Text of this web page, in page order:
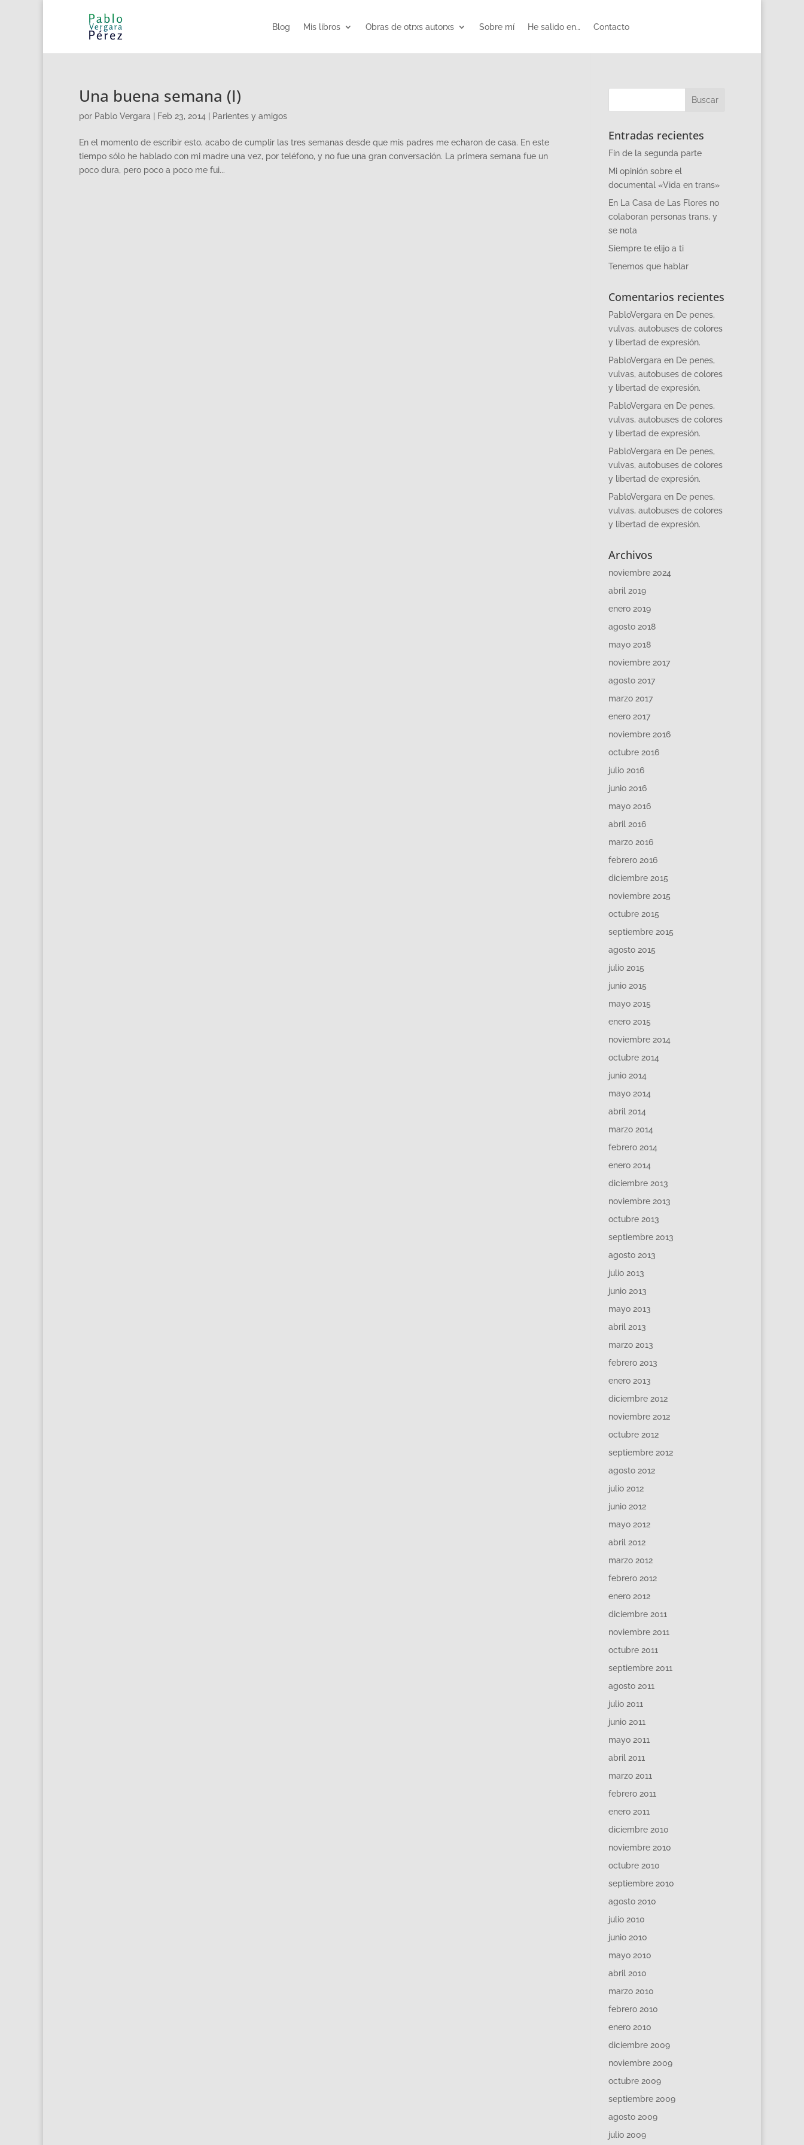
Blog Mis libros Obras de otrxs autorxs Sobre mí He salido en… Contacto
Una buena semana (I)
por Pablo Vergara Feb 23, 2014 Parientes y amigos
En el momento de escribir esto, acabo de cumplir las tres semanas desde que mis padres me echaron de casa. En este
tiempo sólo he hablado con mi madre una vez, por teléfono, y no fue una gran conversación. La primera semana fue un
poco dura, pero poco a poco me fui...
Entradas recientes
Fin de la segunda parte
Mi opinión sobre el
documental «Vida en trans»
En La Casa de Las Flores no
colaboran personas trans, y
se nota
Siempre te elijo a ti
Tenemos que hablar
Comentarios recientes
PabloVergara en De penes,
vulvas, autobuses de colores
y libertad de expresión.
PabloVergara en De penes,
vulvas, autobuses de colores
y libertad de expresión.
PabloVergara en De penes,
vulvas, autobuses de colores
y libertad de expresión.
PabloVergara en De penes,
vulvas, autobuses de colores
y libertad de expresión.
PabloVergara en De penes,
vulvas, autobuses de colores
y libertad de expresión.
Archivos
noviembre 2024
abril 2019
enero 2019
agosto 2018
mayo 2018
noviembre 2017
agosto 2017
marzo 2017
enero 2017
noviembre 2016
octubre 2016
julio 2016
junio 2016
mayo 2016
abril 2016
marzo 2016
febrero 2016
diciembre 2015
noviembre 2015
octubre 2015
septiembre 2015
agosto 2015
julio 2015
junio 2015
mayo 2015
enero 2015
noviembre 2014
octubre 2014
junio 2014
mayo 2014
abril 2014
marzo 2014
febrero 2014
enero 2014
diciembre 2013
noviembre 2013
octubre 2013
septiembre 2013
agosto 2013
julio 2013
junio 2013
mayo 2013
abril 2013
marzo 2013
febrero 2013
enero 2013
diciembre 2012
noviembre 2012
octubre 2012
septiembre 2012
agosto 2012
julio 2012
junio 2012
mayo 2012
abril 2012
marzo 2012
febrero 2012
enero 2012
diciembre 2011
noviembre 2011
octubre 2011
septiembre 2011
agosto 2011
julio 2011
junio 2011
mayo 2011
abril 2011
marzo 2011
febrero 2011
enero 2011
diciembre 2010
noviembre 2010
octubre 2010
septiembre 2010
agosto 2010
julio 2010
junio 2010
mayo 2010
abril 2010
marzo 2010
febrero 2010
enero 2010
diciembre 2009
noviembre 2009
octubre 2009
septiembre 2009
agosto 2009
julio 2009